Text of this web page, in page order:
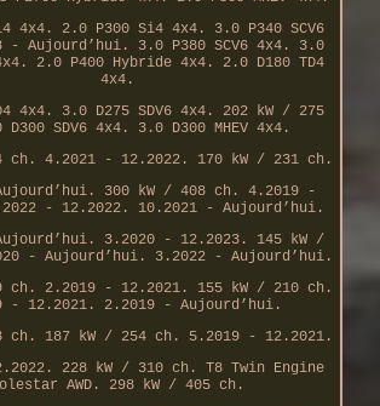
4x4. 2.0 P300 Si4 4x4. 3.0 P340 SCV6
- Aujourd’hui. 3.0 P380 SCV6 4x4. 3.0
4x4. 2.0 P400 Hybride 4x4. 2.0 D180 TD4
4x4.
4x4. 3.0 D275 SDV6 4x4. 202 kW / 275
SDV6 4x4. 3.0 D300 MHEV 4x4.
ch. 4.2021 - 12.2022. 170 kW / 231 ch.
300 kW / 408 ch. 4.2019 -
- 12.2022. 10.2021 - Aujourd’hui.
3.2020 - 12.2023. 145 kW /
- Aujourd’hui. 3.2022 - Aujourd’hui.
ch. 2.2019 - 12.2021. 155 kW / 210 ch.
- 12.2021. 2.2019 - Aujourd’hui.
ch. 187 kW / 254 ch. 5.2019 - 12.2021.
228 kW / 310 ch. T8 Twin Engine
AWD. 298 kW / 405 ch.